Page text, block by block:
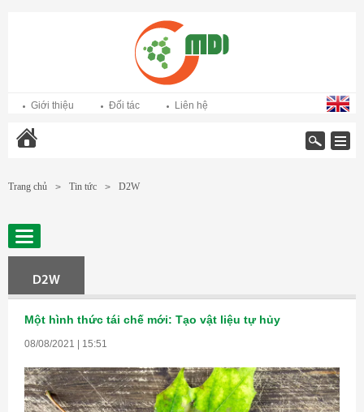
Giới thiệu Đối tác Liên hệ
Trang chủ > Tin tức > D2W
D2W
Một hình thức tái chế mới: Tạo vật liệu tự hủy
08/08/2021 | 15:51